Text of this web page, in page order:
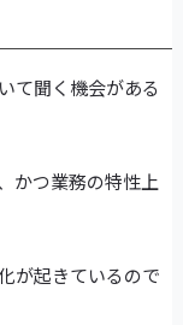
て聞く機会がある
かつ業務の特性上
が起きているので